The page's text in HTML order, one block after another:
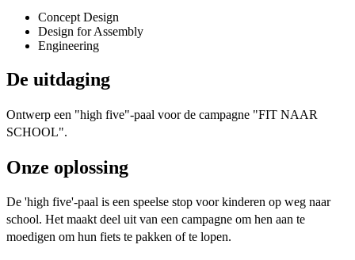
Concept Design
Design for Assembly
Engineering
De uitdaging
Ontwerp een "high five"-paal voor de campagne "FIT NAAR
SCHOOL".
Onze oplossing
De 'high five'-paal is een speelse stop voor kinderen op weg naar
school. Het maakt deel uit van een campagne om hen aan te
moedigen om hun fiets te pakken of te lopen.